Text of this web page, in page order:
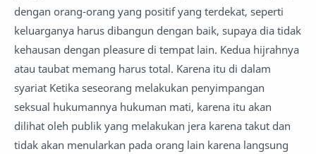
dengan orang-orang yang positif yang terdekat, seperti
keluarganya harus dibangun dengan baik, supaya dia tidak
kehausan dengan pleasure di tempat lain. Kedua hijrahnya
atau taubat memang harus total. Karena itu di dalam
syariat Ketika seseorang melakukan penyimpangan
seksual hukumannya hukuman mati, karena itu akan
dilihat oleh publik yang melakukan jera karena takut dan
tidak akan menularkan pada orang lain karena langsung